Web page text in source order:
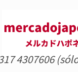
4307606